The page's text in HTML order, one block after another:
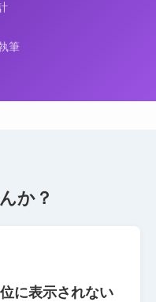
筆
か？
に表示されない